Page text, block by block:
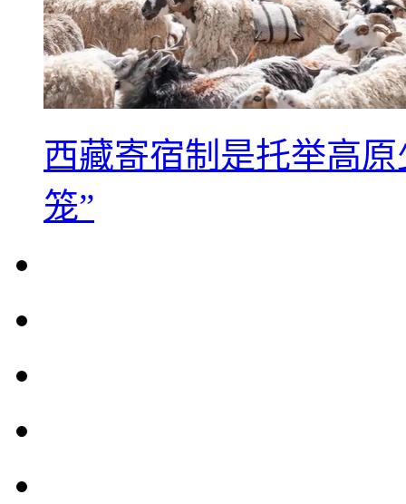
西藏寄宿制是托举高
笼”